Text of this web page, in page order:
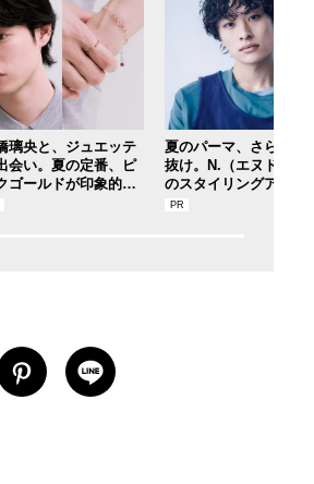
璃央と、ジュエッテ
会い。夏の定番、ピ
ゴールドが印象的な“
PINK”［meets
夏のパーマ、さらにあか
抜け。N.（エヌドット）
のスタイリングアイテム
で作る旬ヘアのテクニッ